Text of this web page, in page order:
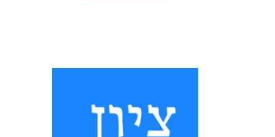
ומשה הלברטל: בין אִיוּם לאִיוּן:
התמודדות עם מיניות הגוי
באשכנז בימי הביניים 371 גדי